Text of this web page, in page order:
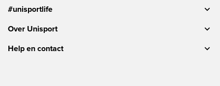
#unisportlife
Over Unisport
Help en contact